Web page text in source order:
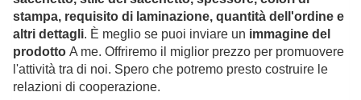
stampa, requisito di laminazione, quantità dell'ordine e
altri dettagli. È meglio se puoi inviare un immagine del
prodotto A me. Offriremo il miglior prezzo per promuovere
l'attività tra di noi. Spero che potremo presto costruire le
relazioni di cooperazione.